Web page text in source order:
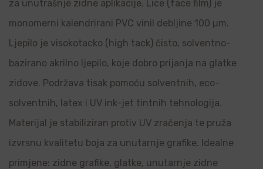
za unutrašnje zidne aplikacije. Lice (face film) je
monomerni kalendrirani PVC vinil debljine 100 µm.
Ljepilo je visokotacko (high tack) čisto, solventno-
bazirano akrilno ljepilo, koje dobro prijanja na glatke
zidove. Podržava tisak pomoću solventnih, eco-
solventnih, latex i UV ink-jet tintnih tehnologija.
Materijal je stabiliziran protiv UV zračenja te pruža
izvrsnu kvalitetu boja za unutarnje grafike. Idealne
primjene: zidne grafike, glatke, unutarnje zidne